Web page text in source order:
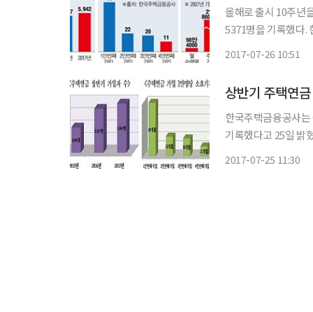
올해로 출시 10주년
5371명을 기록했다.
2017-07-26 10:51
상반기 주택연
한국주택금융공사
기록했다고 25일 밝혔다. 이는 전년 동기(5317명)에 비해 11.8% 증가한 수
2017-07-25 11:30